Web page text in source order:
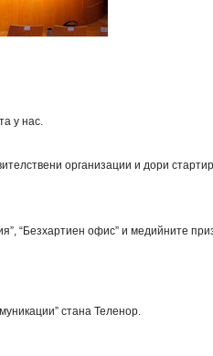
у нас.
организации и дори
, “Безхартиен офис”и медийните
стана Теленор.